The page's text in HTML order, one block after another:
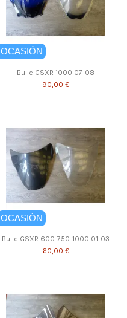
OCASIÓN
Bulle GSXR 1000 07-08
90,00 €
OCASIÓN
Bulle GSXR 600-750-1000 01-03
60,00 €